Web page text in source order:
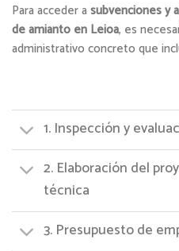
Para acceder a subvenciones y
de amianto en Leioa, es
administrativo concreto que
1. Inspección y
2. Elaboración del
técnica
3. Presupuesto de